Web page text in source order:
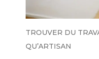
TROUVER DU
QU’ARTISAN